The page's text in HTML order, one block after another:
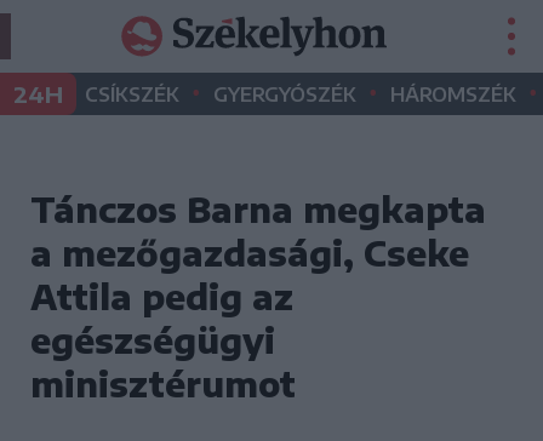
24H CSÍKSZÉK • GYERGYÓSZÉK • HÁROMSZÉK •
Tánczos Barna megkapta
a mezőgazdasági, Cseke
Attila pedig az
egészségügyi
minisztérumot